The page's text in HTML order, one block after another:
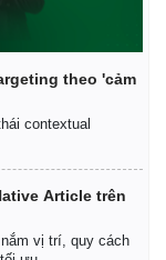
theo 'cảm
contextual
Article trên
vị trí, quy cách